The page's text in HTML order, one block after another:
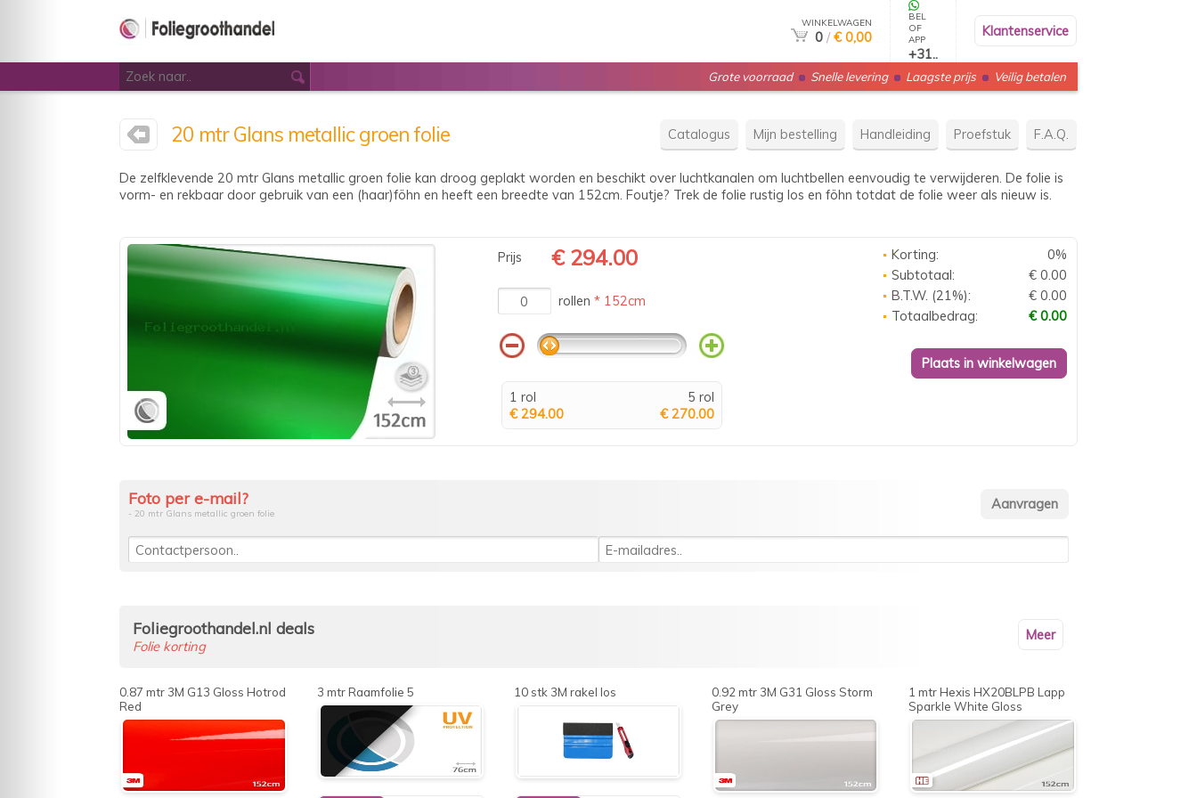
WINKELWAGEN
0 / € 0,00
BEL
OF
APP
+31..
Klantenservice
Grote voorraad Snelle levering Laagste prijs Veilig betalen
Catalogus Mijn bestelling Handleiding Proefstuk F.A.Q.
20 mtr Glans metallic groen folie
De zelfklevende 20 mtr Glans metallic groen folie kan droog geplakt worden en beschikt over luchtkanalen om luchtbellen eenvoudig te verwijderen. De folie is
vorm- en rekbaar door gebruik van een (haar)föhn en heeft een breedte van 152cm. Foutje? Trek de folie rustig los en föhn totdat de folie weer als nieuw is.
Prijs € 294.00
rollen * 152cm
1 rol
€ 294.00
5 rol
€ 270.00
Korting:
0%
Subtotaal:
€ 0.00
B.T.W. (21%):
€ 0.00
Totaalbedrag:
€ 0.00
Foto per e-mail?
- 20 mtr Glans metallic groen folie
Meer
Foliegroothandel.nl deals
Folie korting
0.87 mtr 3M G13 Gloss Hotrod
Red
3 mtr Raamfolie 5 10 stk 3M rakel los
0.92 mtr 3M G31 Gloss Storm
Grey
1 mtr Hexis HX20BLPB Lapp
Sparkle White Gloss